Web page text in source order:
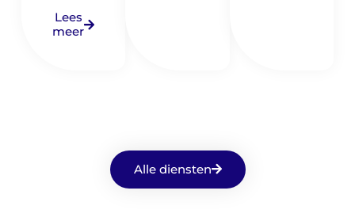
Lees
meer
Alle diensten